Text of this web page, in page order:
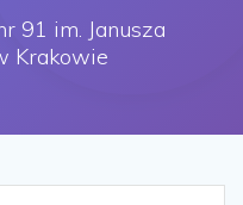
91 im. Janusza
Krakowie